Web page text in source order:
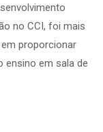
no CCI, foi mais
proporcionar
ensino em sala de